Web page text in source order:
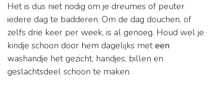
Het is dus niet nodig om je dreumes of peuter
iedere dag te badderen. Om de dag douchen, of
zelfs drie keer per week, is al genoeg. Houd wel je
kindje schoon door hem dagelijks meteen
washandje het gezicht, handjes, billen en
geslachtsdeel schoon te maken.